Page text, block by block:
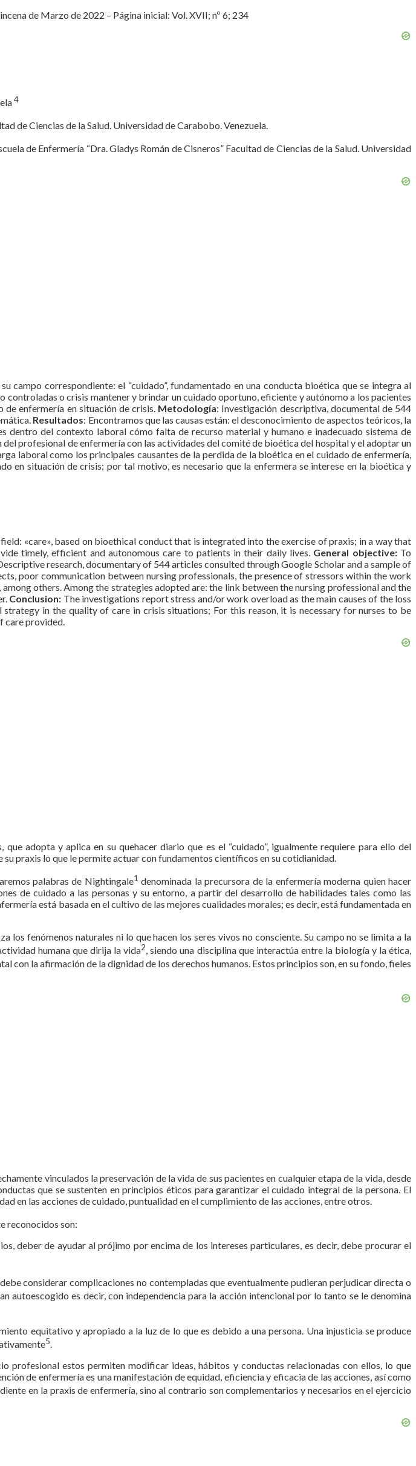
de Marzo de 2022 – Página inicial: Vol. XVII; nº 6; 234
4
de Ciencias de la Salud. Universidad de Carabobo. Venezuela.
de Enfermería “Dra. Gladys Román de Cisneros” Facultad de Ciencias de la Salud. Universidad
correspondiente: el “cuidado”, fundamentado en una conducta bioética que se integra al
o crisis mantener y brindar un cuidado oportuno, eficiente y autónomo a los pacientes
enfermería en situación de crisis. Metodología: Investigación descriptiva, documental de 544
Resultados: Encontramos que las causas están: el desconocimiento de aspectos teóricos, la
dentro del contexto laboral cómo falta de recurso material y humano e inadecuado sistema de
profesional de enfermería con las actividades del comité de bioética del hospital y el adoptar un
laboral como los principales causantes de la perdida de la bioética en el cuidado de enfermería,
en situación de crisis; por tal motivo, es necesario que la enfermera se interese en la bioética y
«care», based on bioethical conduct that is integrated into the exercise of praxis; in a way that
timely, efficient and autonomous care to patients in their daily lives. General objective: To
research, documentary of 544 articles consulted through Google Scholar and a sample of
poor communication between nursing professionals, the presence of stressors within the work
others. Among the strategies adopted are: the link between the nursing professional and the
Conclusion: The investigations report stress and/or work overload as the main causes of the loss
in the quality of care in crisis situations; For this reason, it is necessary for nurses to be
care provided.
adopta y aplica en su quehacer diario que es el “cuidado”, igualmente requiere para ello del
praxis lo que le permite actuar con fundamentos científicos en su cotidianidad.
palabras de Nightingale1 denominada la precursora de la enfermería moderna quien hacer
de cuidado a las personas y su entorno, a partir del desarrollo de habilidades tales como las
está basada en el cultivo de las mejores cualidades morales; es decir, está fundamentada en
los fenómenos naturales ni lo que hacen los seres vivos no consciente. Su campo no se limita a la
humana que dirija la vida2, siendo una disciplina que interactúa entre la biología y la ética,
con la afirmación de la dignidad de los derechos humanos. Estos principios son, en su fondo, fieles
vinculados la preservación de la vida de sus pacientes en cualquier etapa de la vida, desde
que se sustenten en principios éticos para garantizar el cuidado integral de la persona. El
en las acciones de cuidado, puntualidad en el cumplimiento de las acciones, entre otros.
reconocidos son:
deber de ayudar al prójimo por encima de los intereses particulares, es decir, debe procurar el
considerar complicaciones no contempladas que eventualmente pudieran perjudicar directa o
autoescogido es decir, con independencia para la acción intencional por lo tanto se le denomina
equitativo y apropiado a la luz de lo que es debido a una persona. Una injusticia se produce
5.
estos permiten modificar ideas, hábitos y conductas relacionadas con ellos, lo que
de enfermería es una manifestación de equidad, eficiencia y eficacia de las acciones, así como
en la praxis de enfermería, sino al contrario son complementarios y necesarios en el ejercicio